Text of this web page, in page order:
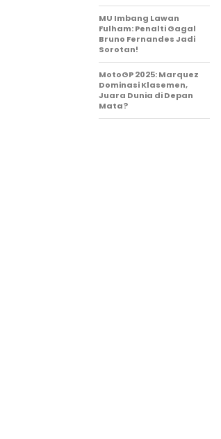
MU Imbang Lawan
Fulham: Penalti Gagal
Bruno Fernandes Jadi
Sorotan!
MotoGP 2025: Marquez
Dominasi Klasemen,
Juara Dunia di Depan
Mata?